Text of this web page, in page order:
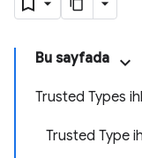
Bu sayfada
Trusted Types
Trusted Type